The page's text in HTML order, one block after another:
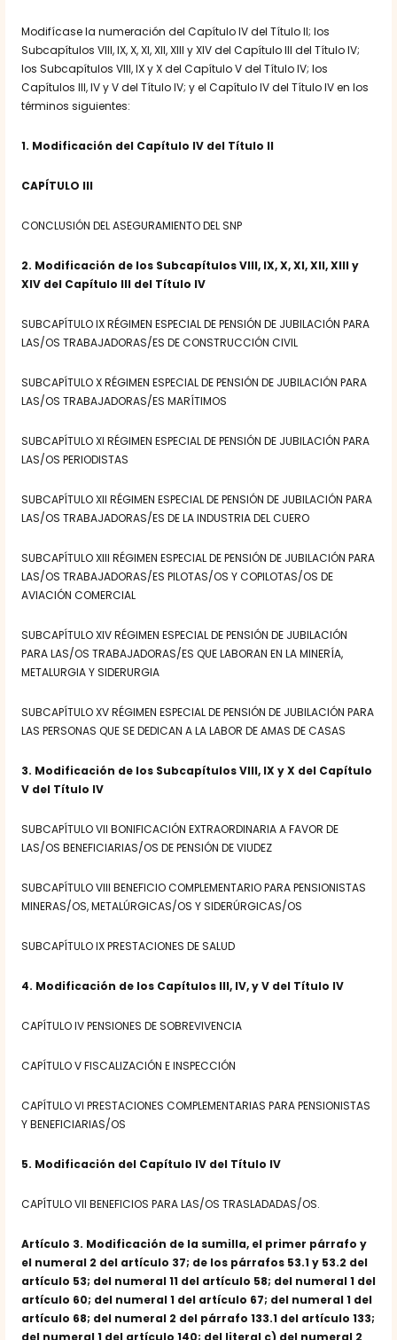
Modifícase la numeración del Capítulo IV del Título II; los
Subcapítulos VIII, IX, X, XI, XII, XIII y XIV del Capítulo III del Título IV;
los Subcapítulos VIII, IX y X del Capítulo V del Título IV; los
Capítulos III, IV y V del Título IV; y el Capítulo IV del Título IV en los
términos siguientes:
1. Modificación del Capítulo IV del Título II
CAPÍTULO III
CONCLUSIÓN DEL ASEGURAMIENTO DEL SNP
2. Modificación de los Subcapítulos VIII, IX, X, XI, XII, XIII y
XIV del Capítulo III del Título IV
SUBCAPÍTULO IX RÉGIMEN ESPECIAL DE PENSIÓN DE JUBILACIÓN PARA
LAS/OS TRABAJADORAS/ES DE CONSTRUCCIÓN CIVIL
SUBCAPÍTULO X RÉGIMEN ESPECIAL DE PENSIÓN DE JUBILACIÓN PARA
LAS/OS TRABAJADORAS/ES MARÍTIMOS
SUBCAPÍTULO XI RÉGIMEN ESPECIAL DE PENSIÓN DE JUBILACIÓN PARA
LAS/OS PERIODISTAS
SUBCAPÍTULO XII RÉGIMEN ESPECIAL DE PENSIÓN DE JUBILACIÓN PARA
LAS/OS TRABAJADORAS/ES DE LA INDUSTRIA DEL CUERO
SUBCAPÍTULO XIII RÉGIMEN ESPECIAL DE PENSIÓN DE JUBILACIÓN PARA
LAS/OS TRABAJADORAS/ES PILOTAS/OS Y COPILOTAS/OS DE
AVIACIÓN COMERCIAL
SUBCAPÍTULO XIV RÉGIMEN ESPECIAL DE PENSIÓN DE JUBILACIÓN
PARA LAS/OS TRABAJADORAS/ES QUE LABORAN EN LA MINERÍA,
METALURGIA Y SIDERURGIA
SUBCAPÍTULO XV RÉGIMEN ESPECIAL DE PENSIÓN DE JUBILACIÓN PARA
LAS PERSONAS QUE SE DEDICAN A LA LABOR DE AMAS DE CASAS
3. Modificación de los Subcapítulos VIII, IX y X del Capítulo
V del Título IV
SUBCAPÍTULO VII BONIFICACIÓN EXTRAORDINARIA A FAVOR DE
LAS/OS BENEFICIARIAS/OS DE PENSIÓN DE VIUDEZ
SUBCAPÍTULO VIII BENEFICIO COMPLEMENTARIO PARA PENSIONISTAS
MINERAS/OS, METALÚRGICAS/OS Y SIDERÚRGICAS/OS
SUBCAPÍTULO IX PRESTACIONES DE SALUD
4. Modificación de los Capítulos III, IV, y V del Título IV
CAPÍTULO IV PENSIONES DE SOBREVIVENCIA
CAPÍTULO V FISCALIZACIÓN E INSPECCIÓN
CAPÍTULO VI PRESTACIONES COMPLEMENTARIAS PARA PENSIONISTAS
Y BENEFICIARIAS/OS
5. Modificación del Capítulo IV del Título IV
CAPÍTULO VII BENEFICIOS PARA LAS/OS TRASLADADAS/OS.
Artículo 3. Modificación de la sumilla, el primer párrafo y
el numeral 2 del artículo 37; de los párrafos 53.1 y 53.2 del
artículo 53; del numeral 11 del artículo 58; del numeral 1 del
artículo 60; del numeral 1 del artículo 67; del numeral 1 del
artículo 68; del numeral 2 del párrafo 133.1 del artículo 133;
del numeral 1 del artículo 140; del literal c) del numeral 2